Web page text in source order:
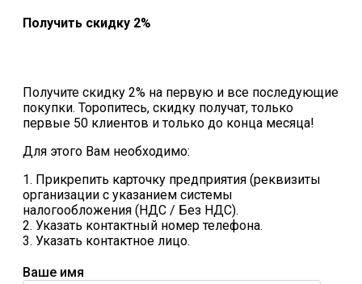
Получить скидку 2%
Получите скидку 2% на первую и все последующие
покупки. Торопитесь, скидку получат, только
первые 50 клиентов и только до конца месяца!
Для этого Вам необходимо:
1. Прикрепить карточку предприятия (реквизиты
организации с указанием системы
налогообложения (НДС / Без НДС).
2. Указать контактный номер телефона.
3. Указать контактное лицо.
Ваше имя